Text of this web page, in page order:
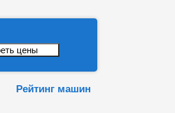
Рейтинг машин